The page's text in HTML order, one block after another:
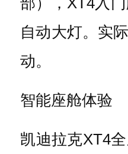
自动大灯。实
动。
智能座舱体验
凯迪拉克XT4